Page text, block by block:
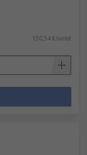
150,54 €/unité